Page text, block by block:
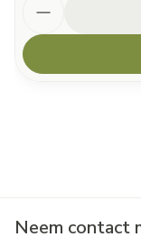
Neem contact